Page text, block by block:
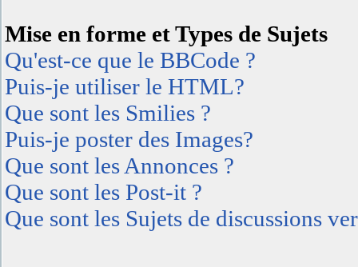
Mise en forme et Types de Sujets
Qu'est-ce que le BBCode ?
Puis-je utiliser le HTML?
Que sont les Smilies ?
Puis-je poster des Images?
Que sont les Annonces ?
Que sont les Post-it ?
Que sont les Sujets de discussions